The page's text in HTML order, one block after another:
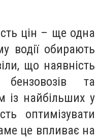
цін – ще одна
водії обирають
що наявність
бензовозів та
із найбільших у
оптимізувати
це впливає на